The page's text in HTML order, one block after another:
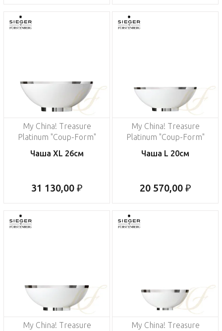
My China! Treasure
Platinum "Coup-Form"
Чаша XL 26см
31 130,00 ₽
My China! Treasure
Platinum "Coup-Form"
Чаша L 20см
20 570,00 ₽
My China! Treasure
My China! Treasure